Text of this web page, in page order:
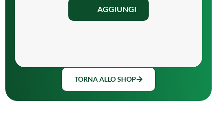
AGGIUNGI
TORNA ALLO SHOP